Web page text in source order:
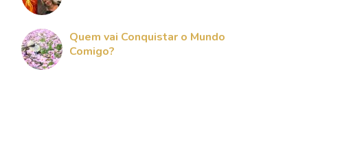
Quem vai Conquistar o Mundo
Comigo?